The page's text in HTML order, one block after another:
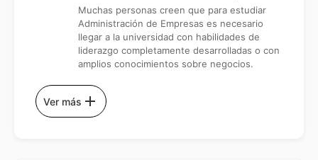
Muchas personas creen que para estudiar
Administración de Empresas es necesario
llegar a la universidad con habilidades de
liderazgo completamente desarrolladas o con
amplios conocimientos sobre negocios.
Ver más add